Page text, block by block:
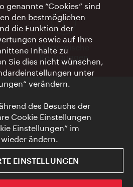
Elektronische
Rechnungen
genannte “Cookies” sind
den bestmöglichen
die Funktion der
sowie auf Ihre
Inhalte zu
Sie dies nicht wünschen,
unter
verändern.
des Besuchs der
Cookie Einstellungen
Einstellungen” im
ändern.
EINSTELLUNGEN